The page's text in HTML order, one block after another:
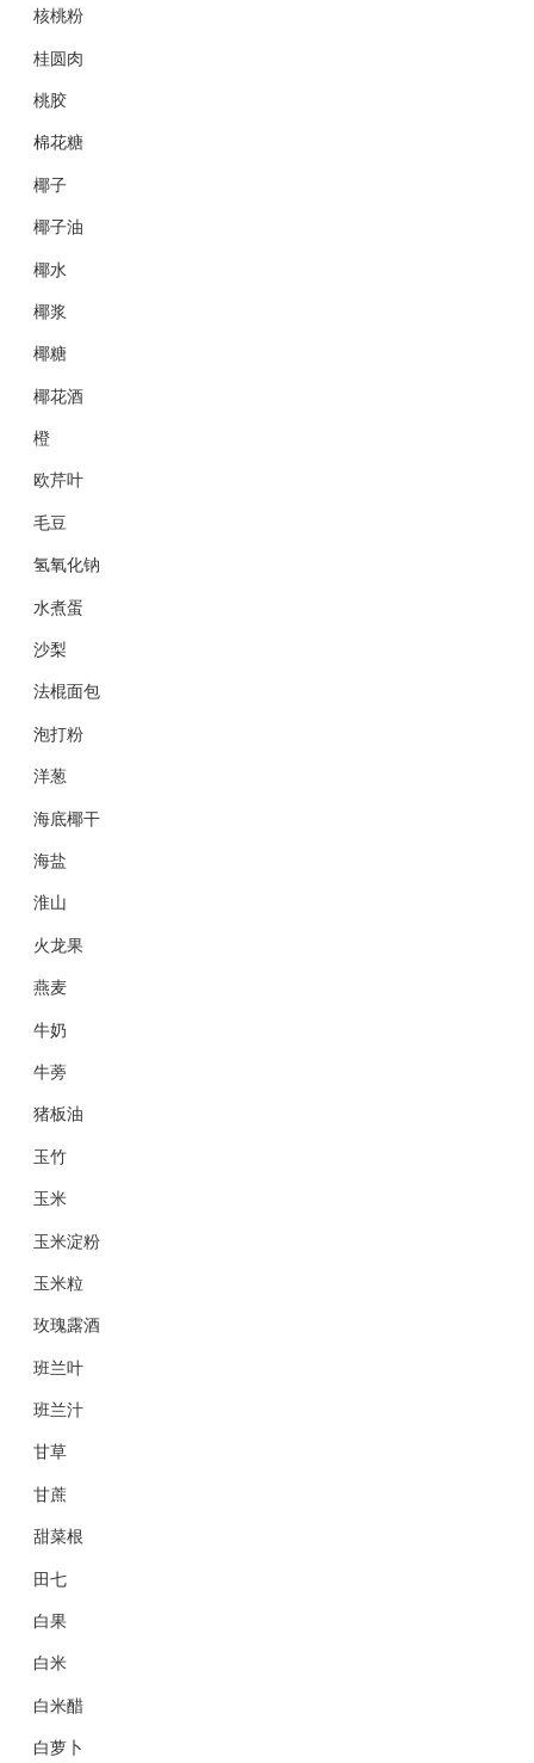
核桃粉
桂圆肉
桃胶
棉花糖
椰子
椰子油
椰水
椰浆
椰糖
椰花酒
橙
欧芹叶
毛豆
氢氧化钠
水煮蛋
沙梨
法棍面包
泡打粉
洋葱
海底椰干
海盐
淮山
火龙果
燕麦
牛奶
牛蒡
猪板油
玉竹
玉米
玉米淀粉
玉米粒
玫瑰露酒
班兰叶
班兰汁
甘草
甘蔗
甜菜根
田七
白果
白米
白米醋
白萝卜